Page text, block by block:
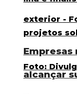
Empresas
alcançar